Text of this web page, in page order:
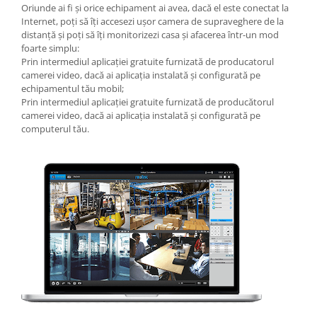
Oriunde ai fi și orice echipament ai avea, dacă el este conectat la
Internet, poți să îți accesezi ușor camera de supraveghere de la
distanță și poți să îți monitorizezi casa și afacerea într-un mod
foarte simplu:
Prin intermediul aplicației gratuite furnizată de producatorul
camerei video, dacă ai aplicația instalată și configurată pe
echipamentul tău mobil;
Prin intermediul aplicației gratuite furnizată de producătorul
camerei video, dacă ai aplicația instalată și configurată pe
computerul tău.